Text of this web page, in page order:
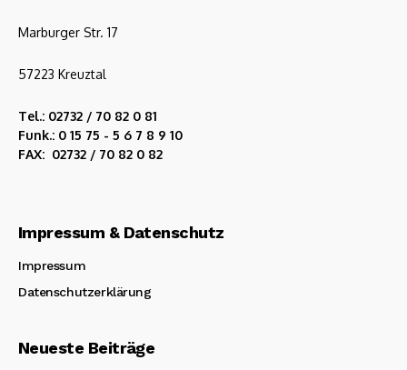
Marburger Str. 17
57223 Kreuztal
Tel.: 02732 / 70 82 0 81
Funk.: 0 15 75 - 5 6 7 8 9 10
FAX: 02732 / 70 82 0 82
Impressum & Datenschutz
Impressum
Datenschutzerklärung
Neueste Beiträge